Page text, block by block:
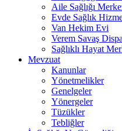
Aile Sağlığı
Evde Sağlık
Van Hekim Evi
Verem Savaş
Sağlıklı Hayat
Mevzuat
Kanunlar
Yönetmelikler
Genelgeler
Yönergeler
Tüzükler
Tebliğler